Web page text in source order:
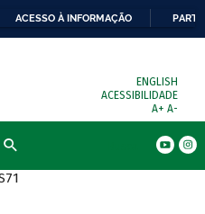
ACESSO À INFORMAÇÃO
ENGLISH
ACESSIBILIDADE
A+ A-